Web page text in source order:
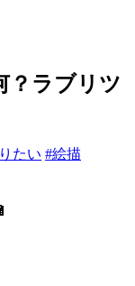
？ラブリツ
たい #絵描